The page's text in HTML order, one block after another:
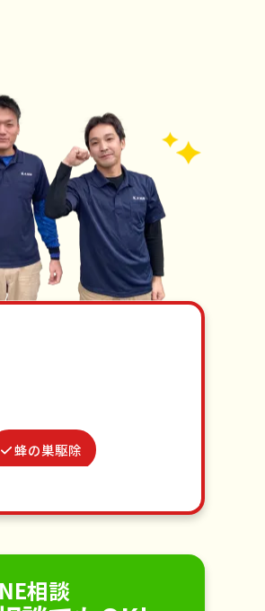
蜂の巣駆除
相談